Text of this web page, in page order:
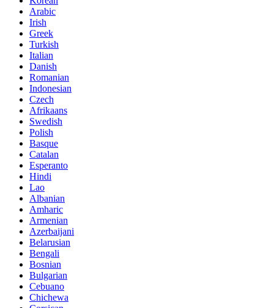
Arabic
Irish
Greek
Turkish
Italian
Danish
Romanian
Indonesian
Czech
Afrikaans
Swedish
Polish
Basque
Catalan
Esperanto
Hindi
Lao
Albanian
Amharic
Armenian
Azerbaijani
Belarusian
Bengali
Bosnian
Bulgarian
Cebuano
Chichewa